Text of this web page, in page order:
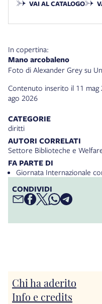
VAI AL CATALOGO
In copertina:
Mano arcobaleno
Foto di Alexander Grey su
Contenuto inserito il 11
ago 2026
CATEGORIE
diritti
AUTORI CORRELATI
Settore Biblioteche e
FA PARTE DI
Giornata Internazionale
CONDIVIDI
Chi ha aderito
Info e credits